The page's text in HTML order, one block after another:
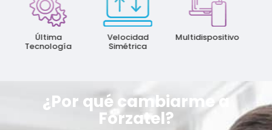
Última
Tecnología
Velocidad
Simétrica
Multidispositivo
¿Por qué cambiarme a
Forzatel?